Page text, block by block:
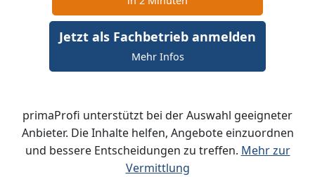
Jetzt als Fachbetrieb anmelden
Mehr Infos
primaProfi unterstützt bei der Auswahl geeigneter
Anbieter. Die Inhalte helfen, Angebote einzuordnen
und bessere Entscheidungen zu treffen. Mehr zur
Vermittlung